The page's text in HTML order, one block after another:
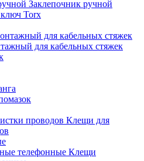
Заклепочник ручной
ключ Torx
для кабельных стяжек
Клещи для
Клещи